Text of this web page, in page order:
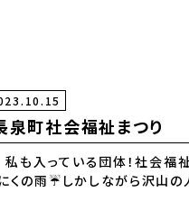
泉町社会福祉まつり
私も入っている団体！社会福
くの雨☔しかしながら沢山の